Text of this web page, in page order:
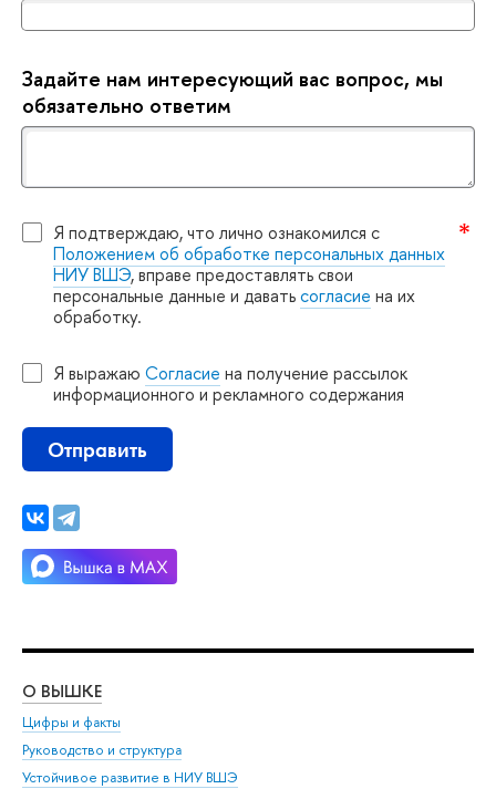
Задайте нам интересующий вас вопрос, мы
обязательно ответим
Я подтверждаю, что лично ознакомился с
Положением об обработке персональных данных
НИУ ВШЭ, вправе предоставлять свои
персональные данные и даватьсогласие на их
обработку.
Я выражаю Согласие на получение рассылок
информационного и рекламного содержания
Отправить
О ВЫШКЕ
Цифры и факты
Руководство и структура
Устойчивое развитие в НИУ ВШЭ